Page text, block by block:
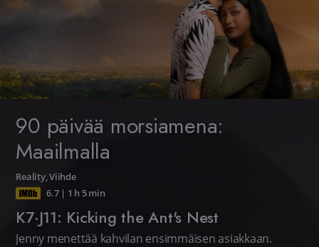
90 päivää morsiamena:
Maailmalla
Reality,Viihde
6.7| 1 h 5 min
K7·J11: Kicking the Ant's Nest
Jenny menettää kahvilan ensimmäisen asiakkaan.